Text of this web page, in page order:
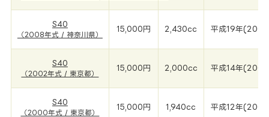
S40
（2008年式 / 神奈川県）
15,000円 2,430cc 平成19年
S40
（2002年式 / 東京都）
15,000円 2,000cc 平成14年
S40
（2000年式 / 東京都）
15,000円 1,940cc 平成12年